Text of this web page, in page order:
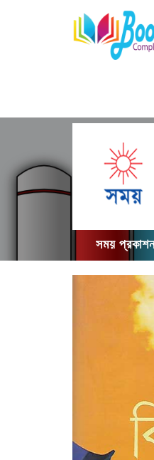
সময়